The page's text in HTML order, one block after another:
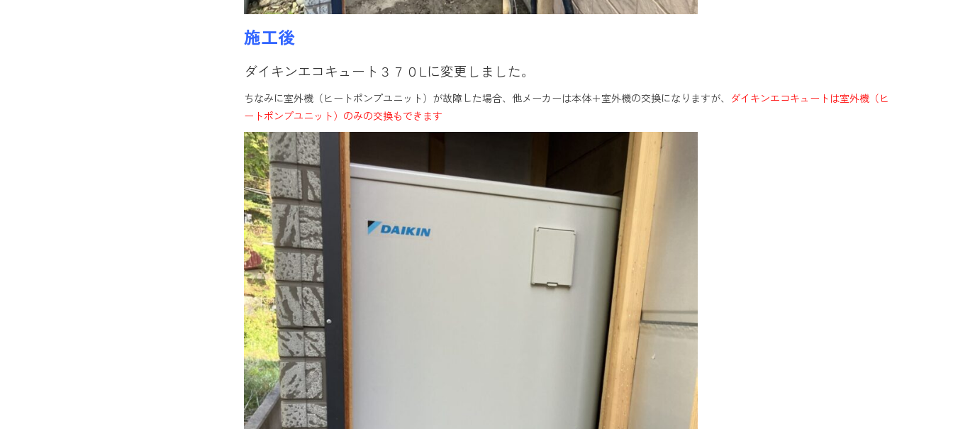
施工後
ダイキンエコキュート３７０Lに変更しました。
ちなみに室外機（ヒートポンプユニット）が故障した場合、他メーカーは本体＋室外機の交換になりますが、 ダイキンエコキュートは室外機（ヒ
ートポンプユニット）のみの交換もできます